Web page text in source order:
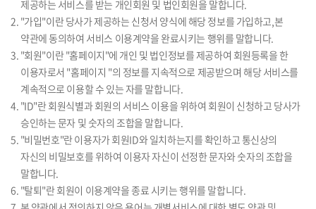
제공하는 서비스를 받는 개인회원 및 법인회원을 말합니다.
2. "가입"이란 당사가 제공하는 신청서 양식에 해당 정보를 가입하고,본
약관에 동의하여 서비스 이용계약을 완료시키는 행위를 말합니다.
3. "회원"이란 "홈페이지"에 개인 및 법인정보를 제공하여 회원등록을 한
이용자로서 "홈페이지 "의 정보를 지속적으로 제공받으며 해당 서비스를
계속적으로 이용할 수 있는 자를 말합니다.
4. "ID"란 회원식별과 회원의 서비스 이용을 위하여 회원이 신청하고 당사가
승인하는 문자 및 숫자의 조합을 말합니다.
5. "비밀번호"란 이용자가 회원ID와 일치하는지를 확인하고 통신상의
자신의 비밀보호를 위하여 이용자 자신이 선정한 문자와 숫자의 조합을
말합니다.
6. "탈퇴"란 회원이 이용계약을 종료 시키는 행위를 말합니다.